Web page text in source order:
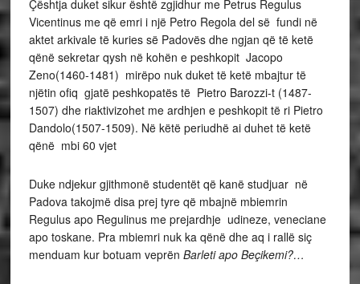
Çështja duket sikur është zgjidhur me Petrus Regulus
Vicentinus me që emri i një Petro Regola del së fundi në
aktet arkivale të kuries së Padovës dhe ngjan që të ketë
qënë sekretar qysh në kohën e peshkopit Jacopo
Zeno(1460-1481) mirëpo nuk duket të ketë mbajtur të
njëtin ofiq gjatë peshkopatës të Pietro Barozzi-t (1487-
1507) dhe riaktivizohet me ardhjen e peshkopit të ri Pietro
Dandolo(1507-1509). Në këtë periudhë ai duhet të ketë
qënë mbi 60 vjet
Duke ndjekur gjithmonë studentët që kanë studjuar në
Padova takojmë disa prej tyre që mbajnë mbiemrin
Regulus apo Regulinus me prejardhje udineze, veneciane
apo toskane. Pra mbiemri nuk ka qënë dhe aq i rallë siç
menduam kur botuam veprën Barleti apo Beçikemi?…